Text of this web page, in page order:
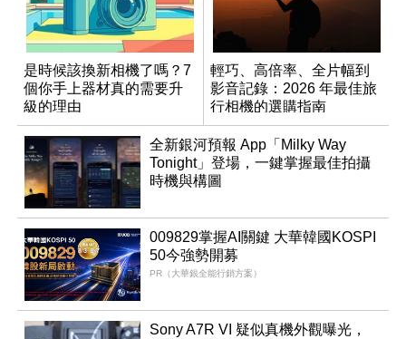
是時候該換新相機了嗎？7
個你手上器材真的需要升
級的理由
輕巧、高倍率、全片幅到
影音記錄：2026 年最佳旅
行相機的選購指南
全新銀河預報 App「Milky Way
Tonight」登場，一鍵掌握最佳拍攝
時機與構圖
009829掌握AI關鍵 大華韓國KOSPI
50今強勢開募
PR（大華銀全能行銷方案）
Sony A7R VI 疑似真機外觀曝光，